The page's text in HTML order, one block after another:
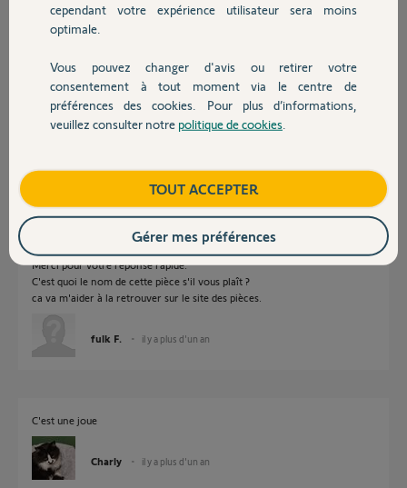
Devis avec un pro
Contact
Réponses
Voyez sur "piecesvolet"; Sinon il faudra tout changer le coffre.
il y a plus d'un an
Merci pour votre réponse rapide.
C'est quoi le nom de cette pièce s'il vous plaît ?
ca va m'aider à la retrouver sur le site des pièces.
fulk F. il y a plus d'un an
C'est une joue
Charly il y a plus d'un an
cependant votre expérience utilisateur sera moins
optimale.
Vous pouvez changer d'avis ou retirer votre
consentement à tout moment via le centre de
préférences des cookies. Pour plus d’informations,
veuillez consulter notre politique de cookies
TOUT ACCEPTER
Gérer mes préférences